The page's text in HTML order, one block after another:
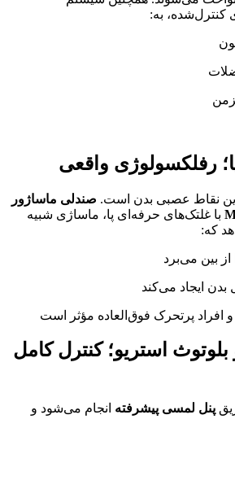
کنترل‌شده، به:
رفلکسولوژی واقعی
نقاط عصبی بدن است. صندلی ماساژور
با غلتک‌های حرفه‌ای پا، ماساژی شبیه
که:
بین می‌برد
ایجاد می‌کند
افراد پرتحرک فوق‌العاده مؤثر است
استریو؛ کنترل کامل
پنل لمسی پیشرفته انجام می‌شود و